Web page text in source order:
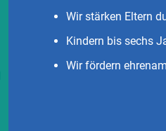
Wir stärken Eltern
Kindern bis sechs
Wir fördern